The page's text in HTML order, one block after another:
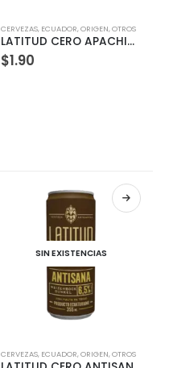
CERVEZAS, ECUADOR,ORIGEN,OTROS
LATITUD CERO APACHITA LATA 355ML
$1.90
SIN EXISTENCIAS
CERVEZAS, ECUADOR,ORIGEN,OTROS